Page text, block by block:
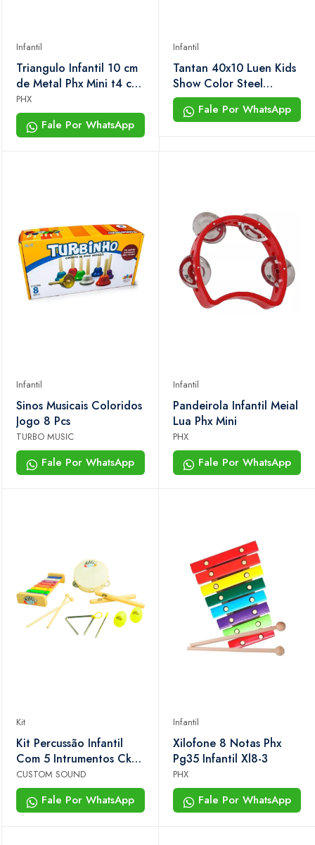
Infantil
Triangulo Infantil 10 cm
de Metal Phx Mini t4 c/
Capa
PHX
Fale Por WhatsApp
Infantil
Tantan 40x10 Luen Kids
Show Color Steel
Vermelho
Fale Por WhatsApp
Infantil
Sinos Musicais Coloridos
Jogo 8 Pcs
TURBO MUSIC
Fale Por WhatsApp
Infantil
Pandeirola Infantil Meial
Lua Phx Mini
PHX
Fale Por WhatsApp
Kit
Kit Percussão Infantil
Com 5 Intrumentos Ckpk
4t
CUSTOM SOUND
Fale Por WhatsApp
Infantil
Xilofone 8 Notas Phx
Pg35 Infantil Xl8-3
PHX
Fale Por WhatsApp